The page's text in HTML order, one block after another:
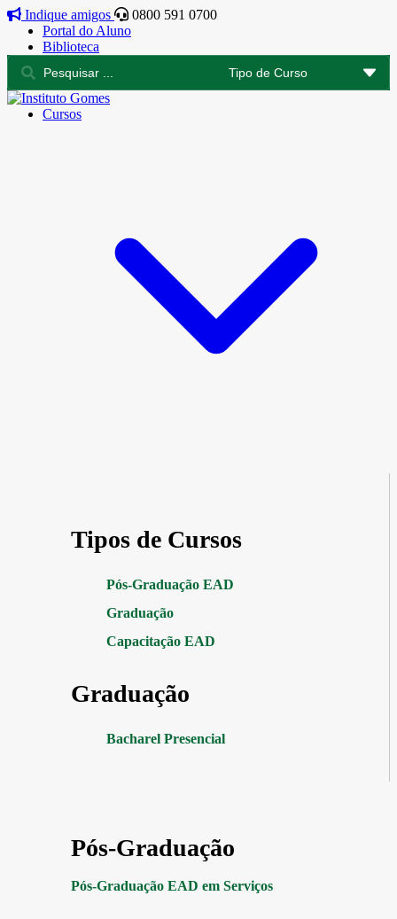
Indique amigos
0800 591 0700
Portal do Aluno
Biblioteca
Cursos
Tipos de Cursos
Pós-Graduação EAD
Graduação
Capacitação EAD
Graduação
Bacharel Presencial
Pós-Graduação
Pós-Graduação EAD em Serviços